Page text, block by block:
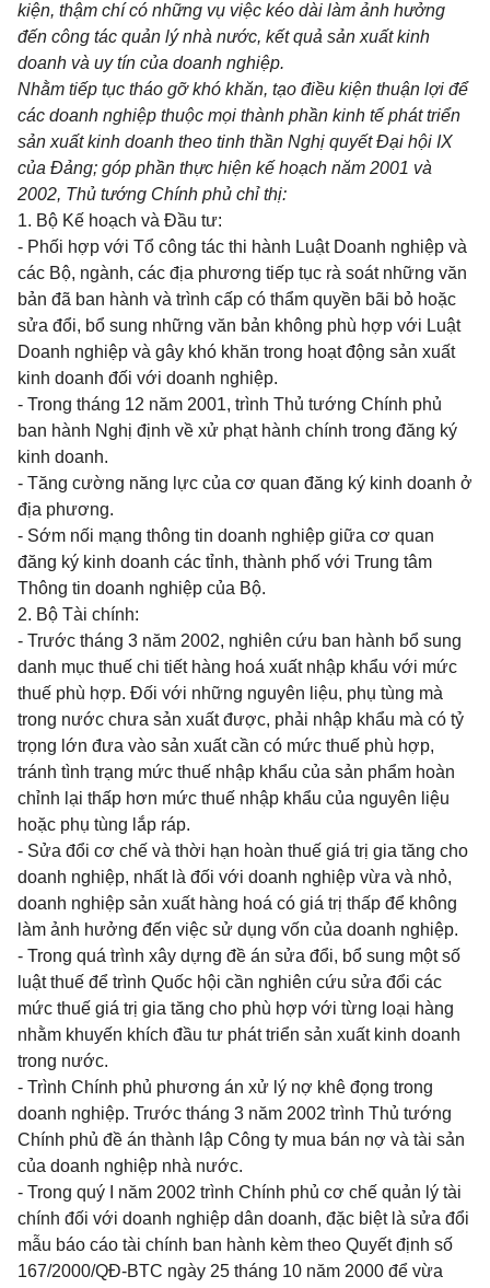
kiện, thậm chí có những vụ việc kéo dài làm ảnh hưởng
đến công tác quản lý nhà nước, kết quả sản xuất kinh
doanh và uy tín của doanh nghiệp.
Nhằm tiếp tục tháo gỡ khó khăn, tạo điều kiện thuận lợi để
các doanh nghiệp thuộc mọi thành phần kinh tế phát triển
sản xuất kinh doanh theo tinh thần Nghị quyết Đại hội IX
của Đảng; góp phần thực hiện kế hoạch năm 2001 và
2002, Thủ tướng Chính phủ chỉ thị:
1. Bộ Kế hoạch và Đầu tư:
- Phối hợp với Tổ công tác thi hành Luật Doanh nghiệp và
các Bộ, ngành, các địa phương tiếp tục rà soát những văn
bản đã ban hành và trình cấp có thẩm quyền bãi bỏ hoặc
sửa đổi, bổ sung những văn bản không phù hợp với Luật
Doanh nghiệp và gây khó khăn trong hoạt động sản xuất
kinh doanh đối với doanh nghiệp.
- Trong tháng 12 năm 2001, trình Thủ tướng Chính phủ
ban hành Nghị định về xử phạt hành chính trong đăng ký
kinh doanh.
- Tăng cường năng lực của cơ quan đăng ký kinh doanh ở
địa phương.
- Sớm nối mạng thông tin doanh nghiệp giữa cơ quan
đăng ký kinh doanh các tỉnh, thành phố với Trung tâm
Thông tin doanh nghiệp của Bộ.
2. Bộ Tài chính:
- Trước tháng 3 năm 2002, nghiên cứu ban hành bổ sung
danh mục thuế chi tiết hàng hoá xuất nhập khẩu với mức
thuế phù hợp. Đối với những nguyên liệu, phụ tùng mà
trong nước chưa sản xuất được, phải nhập khẩu mà có tỷ
trọng lớn đưa vào sản xuất cần có mức thuế phù hợp,
tránh tình trạng mức thuế nhập khẩu của sản phẩm hoàn
chỉnh lại thấp hơn mức thuế nhập khẩu của nguyên liệu
hoặc phụ tùng lắp ráp.
- Sửa đổi cơ chế và thời hạn hoàn thuế giá trị gia tăng cho
doanh nghiệp, nhất là đối với doanh nghiệp vừa và nhỏ,
doanh nghiệp sản xuất hàng hoá có giá trị thấp để không
làm ảnh hưởng đến việc sử dụng vốn của doanh nghiệp.
- Trong quá trình xây dựng đề án sửa đổi, bổ sung một số
luật thuế để trình Quốc hội cần nghiên cứu sửa đổi các
mức thuế giá trị gia tăng cho phù hợp với từng loại hàng
nhằm khuyến khích đầu tư phát triển sản xuất kinh doanh
trong nước.
- Trình Chính phủ phương án xử lý nợ khê đọng trong
doanh nghiệp. Trước tháng 3 năm 2002 trình Thủ tướng
Chính phủ đề án thành lập Công ty mua bán nợ và tài sản
của doanh nghiệp nhà nước.
- Trong quý I năm 2002 trình Chính phủ cơ chế quản lý tài
chính đối với doanh nghiệp dân doanh, đặc biệt là sửa đổi
mẫu báo cáo tài chính ban hành kèm theo Quyết định số
167/2000/QĐ-BTC ngày 25 tháng 10 năm 2000 để vừa